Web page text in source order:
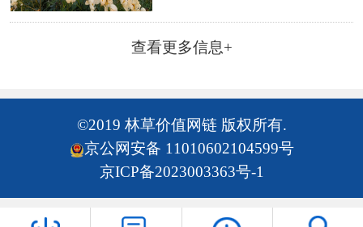
期200余天，发展寒地测试产业
查看更多信息+
©2019 林草价值网链 版权所有.
京公网安备 11010602104599号
京ICP备2023003363号-1